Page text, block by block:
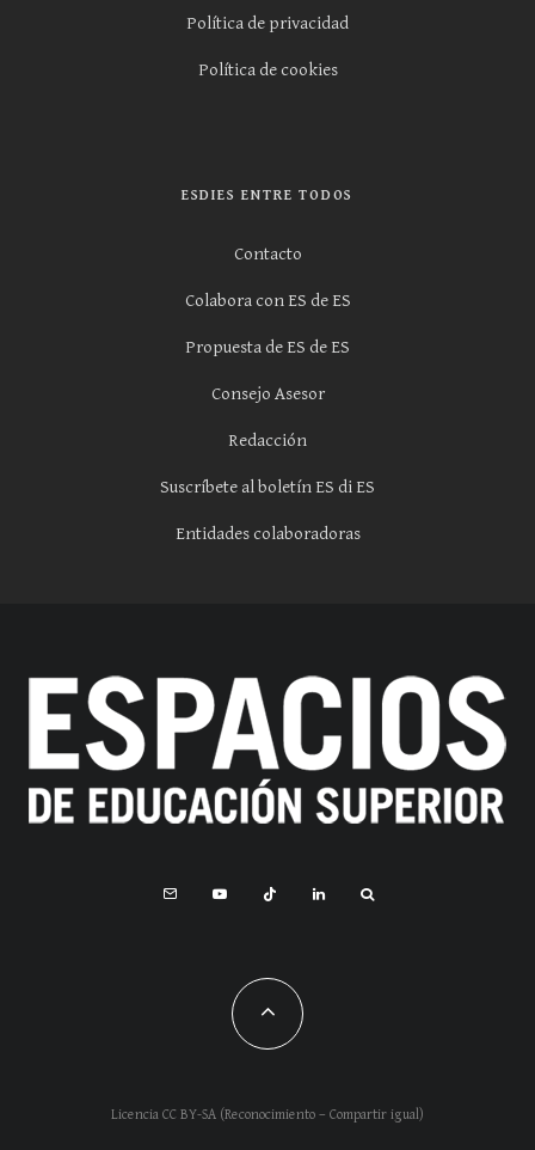
Política de privacidad
Política de cookies
ESDIES ENTRE TODOS
Contacto
Colabora con ES de ES
Propuesta de ES de ES
Consejo Asesor
Redacción
Suscríbete al boletín ES di ES
Entidades colaboradoras
Licencia CC BY-SA (Reconocimiento – Compartir igual)